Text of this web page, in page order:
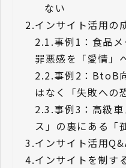
ない
2.インサイト活用の
2.1.事例1：食品
罪悪感を「愛情」
2.2.事例2：BtoB
はなく「失敗への
2.3.事例3：高級
ス」の裏にある「
3.インサイト活用
4.インサイトを制す